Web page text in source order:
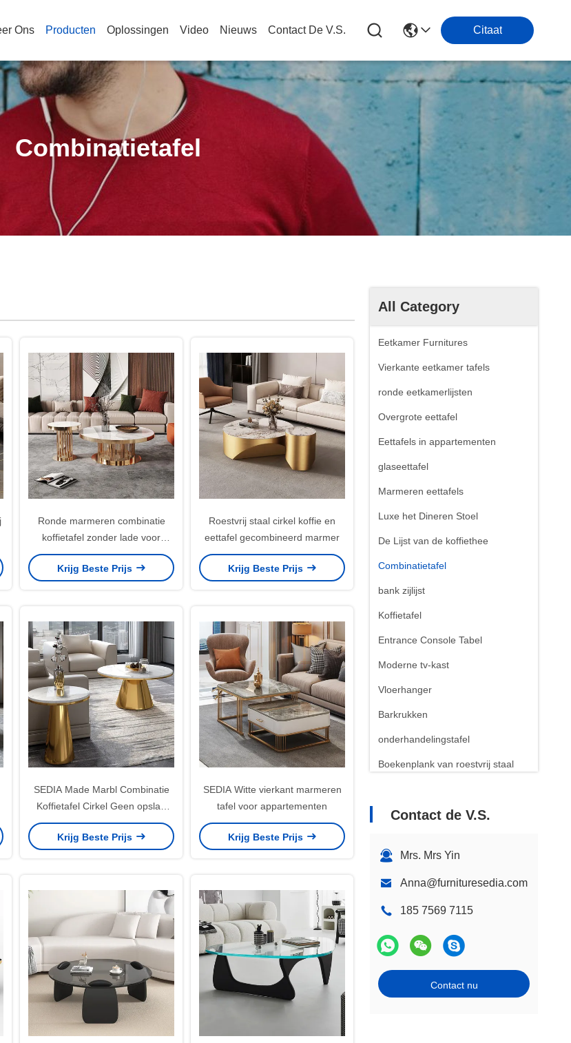
Ons Producten Oplossingen Video Nieuws Contact De V.s. Citaat
Combinatietafel
All Category
Eetkamer Furnitures
Vierkante eetkamer tafels
ronde eetkamerlijsten
Overgrote eettafel
Eettafels in appartementen
glaseettafel
Marmeren eettafels
Luxe het Dineren Stoel
De Lijst van de koffiethee
Combinatietafel
bank zijlijst
Koffietafel
Entrance Console Tabel
Moderne tv-kast
Vloerhanger
Barkrukken
onderhandelingstafel
Boekenplank van roestvrij staal
Contact de V.S.
Mrs. Mrs Yin
Anna@furnituresedia.com
185 7569 7115
Contact nu
Ronde marmeren combinatie
koffietafel zonder lade voor
woonkamer
Krijg Beste Prijs
Roestvrij staal cirkel koffie en
eettafel gecombineerd marmer
Krijg Beste Prijs
SEDIA Made Marbl Combinatie
Koffietafel Cirkel Geen opslag
voor woonkamers
Krijg Beste Prijs
SEDIA Witte vierkant marmeren
tafel voor appartementen
Krijg Beste Prijs